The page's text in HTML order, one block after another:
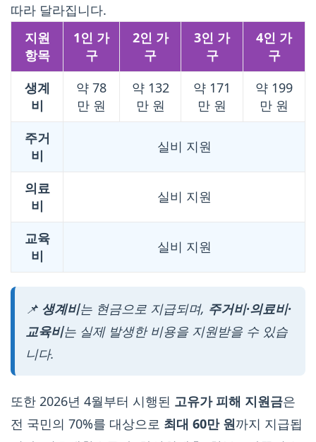
따라 달라집니다.
지원
항목
1인 가
구
2인 가
구
3인 가
구
4인 가
구
생계
비
약 78
만 원
약 132
만 원
약 171
만 원
약 199
만 원
주거
비
실비 지원
의료
비
실비 지원
교육
비
실비 지원
📌 생계비는 현금으로 지급되며, 주거비·의료비·
교육비는 실제 발생한 비용을 지원받을 수 있습
니다.
또한 2026년 4월부터 시행된 고유가 피해 지원금은
전 국민의 70%를 대상으로 최대 60만 원까지 지급됩